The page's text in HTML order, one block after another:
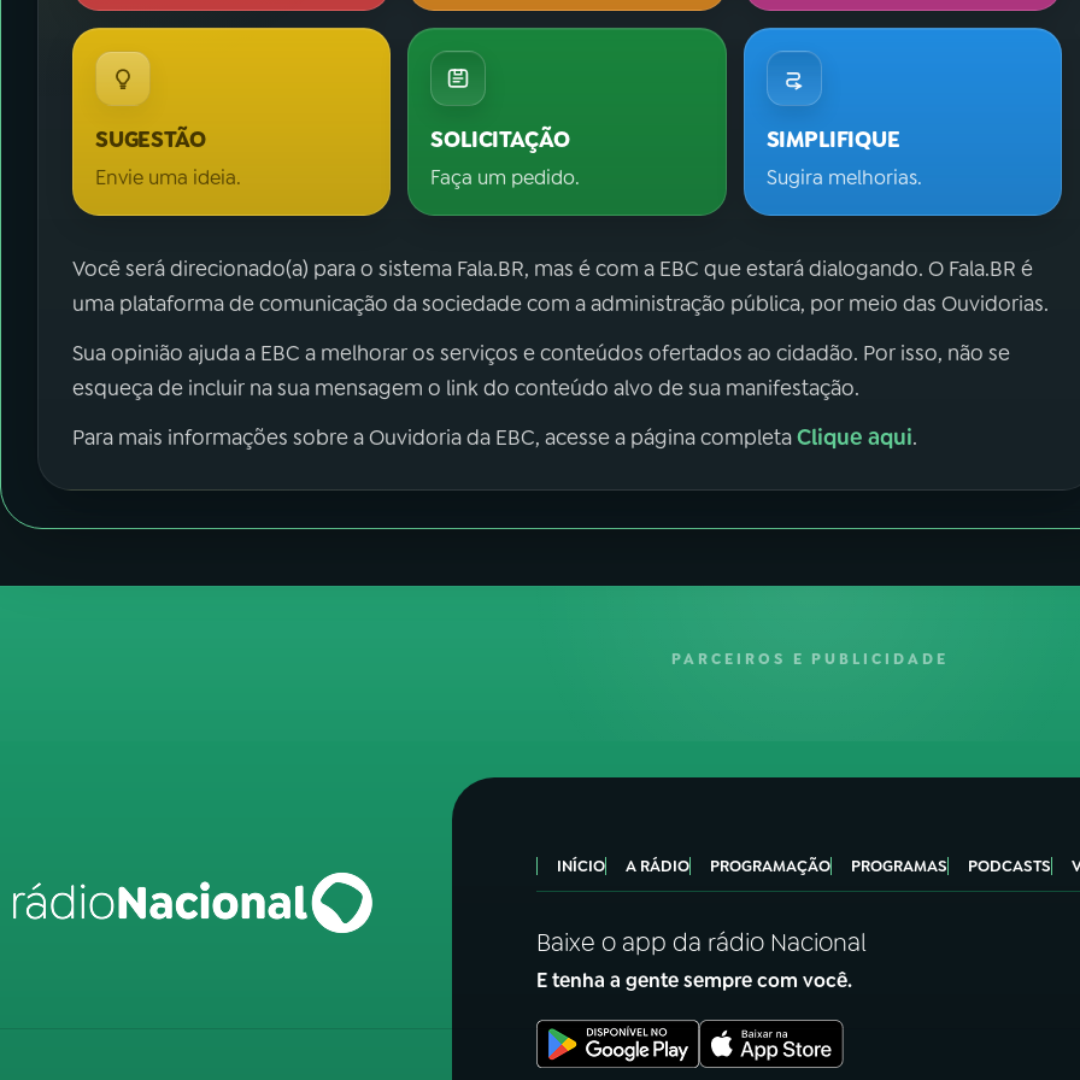
SUGESTÃO
Envie uma ideia.
SOLICITAÇÃO
Faça um pedido.
SIMPLIFIQUE
Sugira melhorias.
Você será direcionado(a) para o sistema Fala.BR, mas é com a EBC que estará dialogando. O Fala.BR é
uma plataforma de comunicação da sociedade com a administração pública, por meio das Ouvidorias.
Sua opinião ajuda a EBC a melhorar os serviços e conteúdos ofertados ao cidadão. Por isso, não se
esqueça de incluir na sua mensagem o link do conteúdo alvo de sua manifestação.
Para mais informações sobre a Ouvidoria da EBC, acesse a página completaClique aqui.
PARCEIROS E PUBLICIDADE
INÍCIO A RÁDIO PROGRAMAÇÃO PROGRAMAS PODCASTS
Baixe o app da rádio Nacional
E tenha a gente sempre com você.